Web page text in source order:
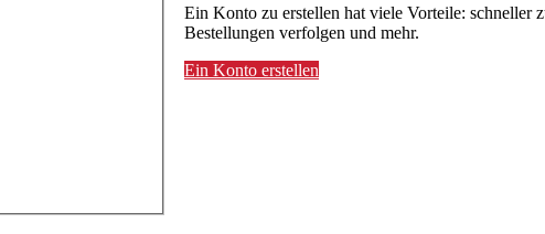
Ein Konto zu erstellen hat viele Vorteile: schneller
Bestellungen verfolgen und mehr.
Ein Konto erstellen